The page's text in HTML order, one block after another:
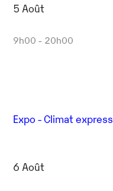
5 Août
9h00 - 20h00
Expo - Climat express
6 Août